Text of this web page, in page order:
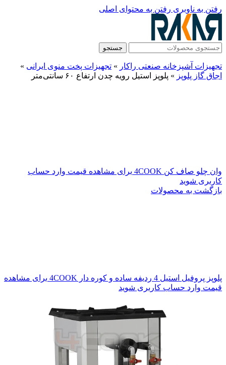
رفتن به ناوبری رفتن به محتوای اصلی
جستجو
تجهیزات آشپزخانه صنعتی راکار » تجهیزات پخت منوی ایرانی »
اجاق گاز پلوپز » پلوپز استیل رویه چدن ارتفاع ۶۰ سانتی‌متر
وان چلو صاف کن 4COOK
برای مشاهده قیمت وارد حساب
کاربری شوید
بازگشت به محصولات
پلوپز پروفیل استیل 4 ردیفه ساده و کوره دار 4COOK
برای مشاهده
قیمت وارد حساب کاربری شوید